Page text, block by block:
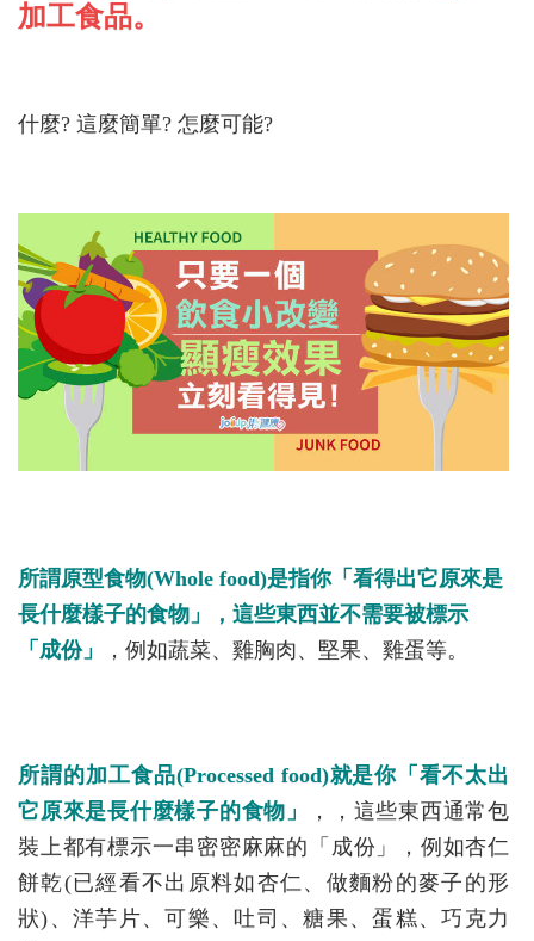
加工食品。
什麼? 這麼簡單? 怎麼可能?
所謂原型食物(Whole food)是指你「看得出它原來是
長什麼樣子的食物」，這些東西並不需要被標示
「成份」
，例如蔬菜、雞胸肉、堅果、雞蛋等。
所謂的加工食品(Processed food)就是你「看不太出
它原來是長什麼樣子的食物」
，，這些東西通常包
裝上都有標示一串密密麻麻的「成份」，例如杏仁
餅乾(已經看不出原料如杏仁、做麵粉的麥子的形
狀)、洋芋片、可樂、吐司、糖果、蛋糕、巧克力